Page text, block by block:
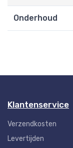
Onderhoud
Klantenservice
Verzendkosten
Levertijden